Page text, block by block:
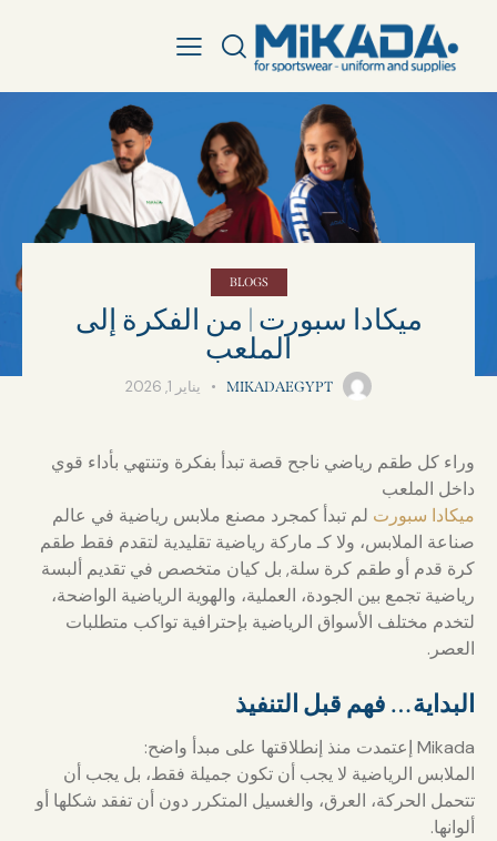
BLOGS
ميكادا سبورت | من الفكرة إلى
الملعب
MIKADAEGYPT يناير 1, 2026
وراء كل طقم رياضي ناجح قصة تبدأ بفكرة وتنتهي بأداء قوي
داخل الملعب
ميكادا سبورت لم تبدأ كمجرد مصنع ملابس رياضية في عالم
صناعة الملابس، ولا كـ ماركة رياضية تقليدية لتقدم فقط طقم
كرة قدم أو طقم كرة سلة, بل كيان متخصص في تقديم ألبسة
رياضية تجمع بين الجودة، العملية، والهوية الرياضية الواضحة،
لتخدم مختلف الأسواق الرياضية بإحترافية تواكب متطلبات
العصر.
البداية… فهم قبل التنفيذ
Mikada إعتمدت منذ إنطلاقتها على مبدأ واضح:
الملابس الرياضية لا يجب أن تكون جميلة فقط، بل يجب أن
تتحمل الحركة، العرق، والغسيل المتكرر دون أن تفقد شكلها أو
ألوانها.